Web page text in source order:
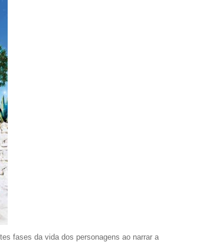
fases da vida dos personagens ao narrar a